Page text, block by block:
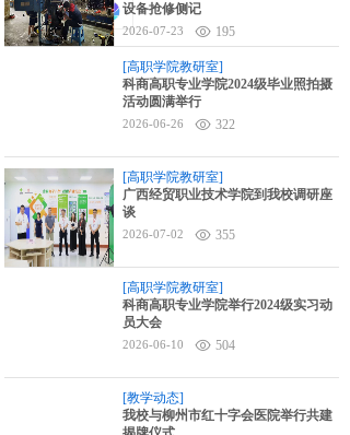
设备抢修侧记
2026-07-23 195
[高职学院教研室]
科商高职专业学院2024级毕业照拍摄
活动圆满举行
2026-06-26 322
[高职学院教研室]
广西经贸职业技术学院到我校调研座
谈
2026-07-02 355
[高职学院教研室]
科商高职专业学院举行2024级实习动
员大会
2026-06-10 504
[教学动态]
我校与柳州市红十字会医院举行共建
分享至: